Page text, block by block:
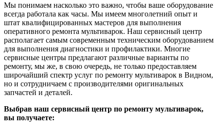
Мы понимаем насколько это важно, чтобы ваше оборудование
всегда работала как часы. Мы имеем многолетний опыт и
штат квалифицированных мастеров для выполнения
оперативного ремонта мультиварок. Наш сервисный центр
располагает самым современным техническим оборудованием
для выполнения диагностики и профилактики. Многие
сервисные центры предлагают различные варианты по
ремонту, мы же, в свою очередь, не только предоставляем
широчайший спектр услуг по ремонту мультиварок в Видном,
но и сотрудничаем с производителями оригинальных
запчастей и деталей.
Выбрав наш сервисный центр по ремонту мультиварок,
вы получаете: